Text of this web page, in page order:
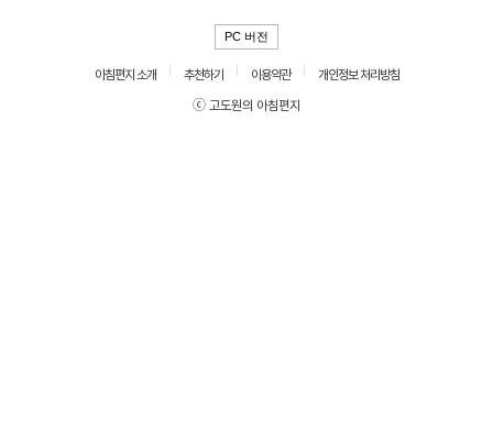
PC 버전
아침편지 소개 추천하기 이용약관
개인정보 처리방침
ⓒ 고도원의 아침편지